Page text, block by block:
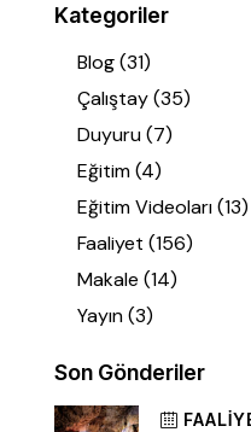
Kategoriler
Blog(31)
Çalıştay(35)
Duyuru(7)
Eğitim(4)
Eğitim Videoları(13)
Faaliyet (156)
Makale (14)
Yayın(3)
Son Gönderiler